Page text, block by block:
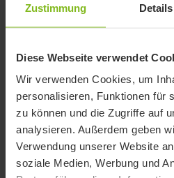
Zustimmung Details
Diese Webseite verwendet
Wir verwenden Cookies, um
personalisieren, Funktionen für
zu können und die Zugriffe auf
analysieren. Außerdem geben
Verwendung unserer Website
soziale Medien, Werbung und
So funktioniert die
1️⃣Schnelle Installation:
Shopify-Konto an, besuche
installiere die FastBill-App in
Installation ist unkompliziert
Minuten abgeschlossen.